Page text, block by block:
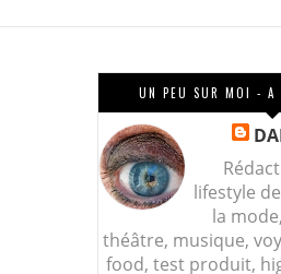
UN PEU SUR MOI - A
lifestyle
la
théâtre, musique,
food, test produit,